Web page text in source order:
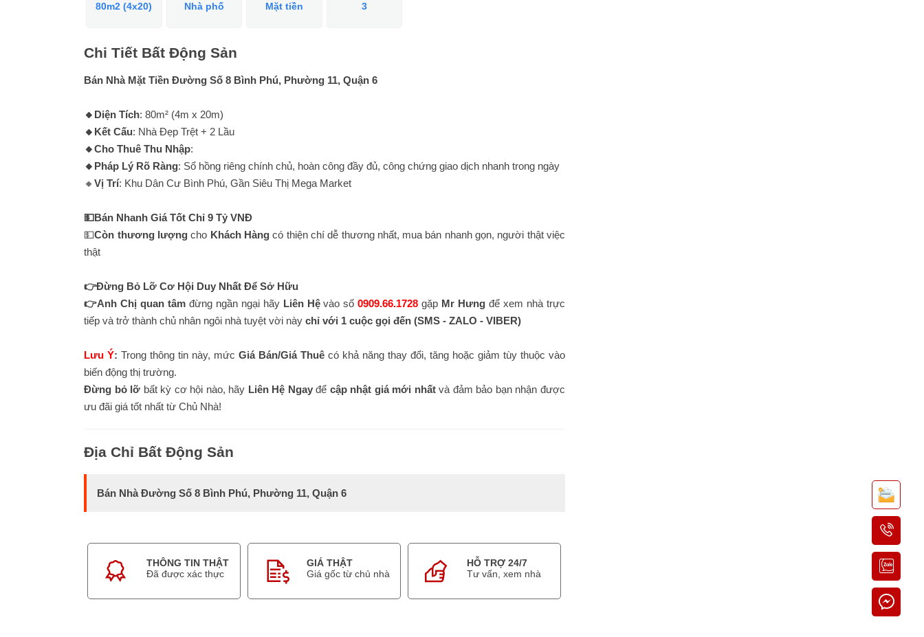
80m2 (4x20)
Nhà phố
Mặt tiền
3
Chi Tiết Bất Động Sản
Bán Nhà Mặt Tiền Đường Số 8 Bình Phú, Phường 11, Quận 6
🔸Diện Tích: 80m² (4m x 20m)
🔸Kết Cấu: Nhà Đẹp Trệt + 2 Lầu
🔸Cho Thuê Thu Nhập:
🔸Pháp Lý Rõ Ràng: Sổ hồng riêng chính chủ, hoàn công đầy đủ, công chứng giao dịch nhanh trong ngày
🔸Vị Trí: Khu Dân Cư Bình Phú, Gần Siêu Thị Mega Market
💵Bán Nhanh Giá Tốt Chỉ 9 Tỷ VNĐ
💵Còn thương lượngcho Khách Hàngcó thiện chí dễ thương nhất, mua bán nhanh gọn, người thật việc
thật
👉Đừng Bỏ Lỡ Cơ Hội Duy Nhất Để Sở Hữu
👉Anh Chị quan tâmđừng ngần ngại hãy Liên Hệvào số0909.66.1728 gặp Mr Hưngđể xem nhà trực
tiếp và trở thành chủ nhân ngôi nhà tuyệt vời này chỉ với 1 cuộc gọi đến (SMS - ZALO - VIBER)
Lưu Ý: Trong thông tin này, mức Giá Bán/Giá Thuê có khả năng thay đổi, tăng hoặc giảm tùy thuộc vào
biến động thị trường.
Đừng bỏ lỡ bất kỳ cơ hội nào, hãy Liên Hệ Ngayđể cập nhật giá mới nhấtvà đảm bảo bạn nhận được
ưu đãi giá tốt nhất từ Chủ Nhà!
Địa Chỉ Bất Động Sản
Bán Nhà Đường Số 8 Bình Phú, Phường 11, Quận 6
THÔNG TIN THẬT
Đã được xác thực
GIÁ THẬT
Giá gốc từ chủ nhà
HỖ TRỢ 24/7
Tư vấn, xem nhà